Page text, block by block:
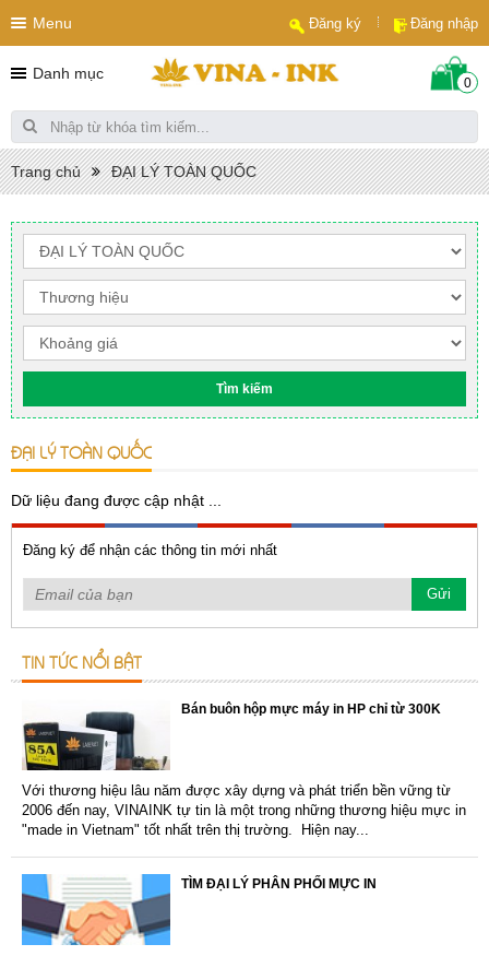
Menu Đăng ký Đăng nhập
Danh mục
0
Trang chủ ĐẠI LÝ TOÀN QUỐC
Đăng ký để nhận các thông tin mới nhất
TIN TỨC NỔI BẬT
Bán buôn hộp mực máy in HP chỉ từ 300K
Với thương hiệu lâu năm được xây dựng và phát triển bền vững từ
2006 đến nay, VINAINK tự tin là một trong những thương hiệu mực in
"made in Vietnam" tốt nhất trên thị trường. Hiện nay...
TÌM ĐẠI LÝ PHÂN PHỐI MỰC IN
ĐẠI LÝ TOÀN QUỐC
Dữ liệu đang được cập nhật ...